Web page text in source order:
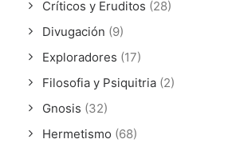
Críticos y Eruditos (28)
Divugación (9)
Exploradores (17)
Filosofia y Psiquitria (2)
Gnosis (32)
Hermetismo (68)